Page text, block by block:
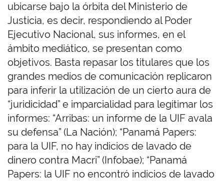
ubicarse bajo la órbita del Ministerio de
Justicia, es decir, respondiendo al Poder
Ejecutivo Nacional, sus informes, en el
ámbito mediático, se presentan como
objetivos. Basta repasar los titulares que los
grandes medios de comunicación replicaron
para inferir la utilización de un cierto aura de
“juridicidad” e imparcialidad para legitimar los
informes: “Arribas: un informe de la UIF avala
su defensa” (La Nación); “Panamá Papers:
para la UIF, no hay indicios de lavado de
dinero contra Macri” (Infobae); “Panamá
Papers: la UIF no encontró indicios de lavado